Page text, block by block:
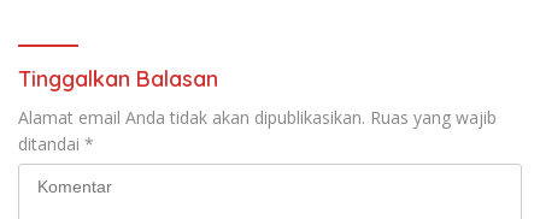
Tinggalkan Balasan
Alamat email Anda tidak akan dipublikasikan. Ruas yang wajib
ditandai *